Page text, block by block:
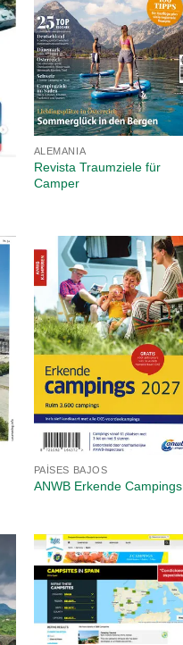
ALEMANIA
Revista Traumziele für
Camper
PAÍSES BAJOS
ANWB Erkende Campings